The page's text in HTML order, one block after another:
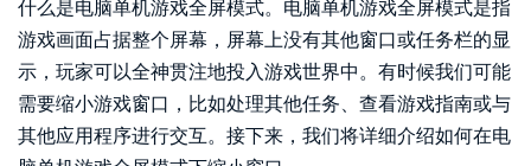
什么是电脑单机游戏全屏模式。电脑单机游戏全屏模式是指
游戏画面占据整个屏幕，屏幕上没有其他窗口或任务栏的显
示，玩家可以全神贯注地投入游戏世界中。有时候我们可能
需要缩小游戏窗口，比如处理其他任务、查看游戏指南或与
其他应用程序进行交互。接下来，我们将详细介绍如何在电